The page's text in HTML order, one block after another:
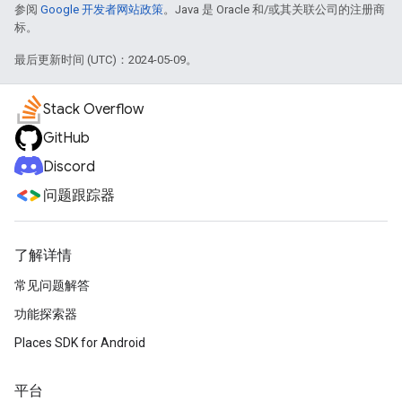
参阅 Google 开发者网站政策。Java 是 Oracle 和/或其关联公司的注册商
标。
最后更新时间 (UTC)：2024-05-09。
Stack Overflow
GitHub
Discord
问题跟踪器
了解详情
常见问题解答
功能探索器
Places SDK for Android
平台